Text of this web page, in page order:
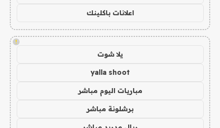
اعلانات باكلينك
!
يلا شوت
yalla shoot
مباريات اليوم مباشر
برشلونة مباشر